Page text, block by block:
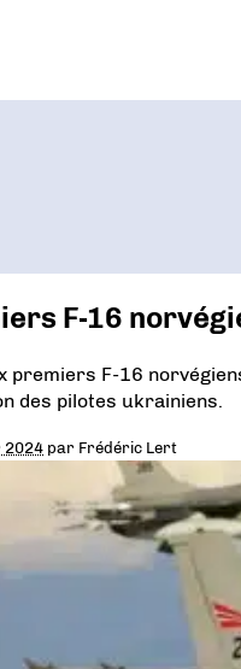
F-16
premiers F-16
des pilotes ukrainiens.
2024 par Frédéric Lert